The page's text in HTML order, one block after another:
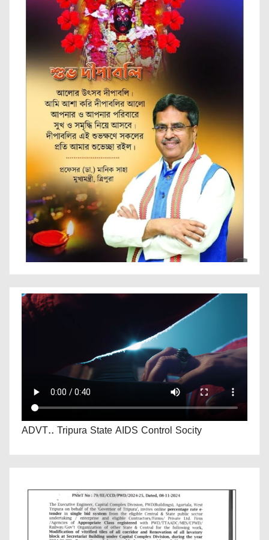
ADVT.. Tripura State AIDS Control Socity